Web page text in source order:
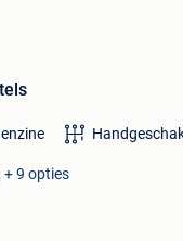
+ 9 opties